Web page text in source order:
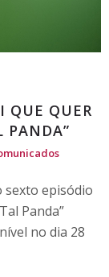
QUE QUER
PANDA”
sexto episódio
Panda”
no dia 28